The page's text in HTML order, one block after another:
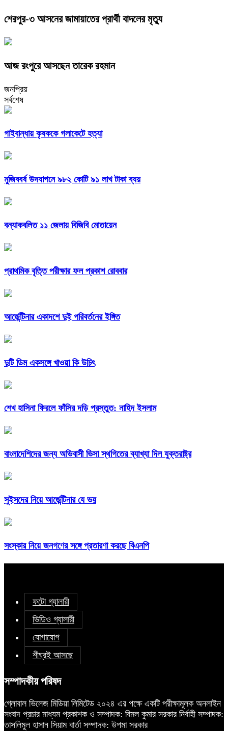
শেরপুর-৩ আসনের জামায়াতের প্রার্থী বাদলের মৃত্যু
আজ রংপুরে আসছেন তারেক রহমান
জনপ্রিয়
সর্বশেষ
গাইবান্ধায় কৃষককে গলাকেটে হত্যা
মুজিববর্ষ উদযাপনে ৯৮২ কোটি ৯১ লাখ টাকা ব্যয়
বন্যাকবলিত ১১ জেলায় বিজিবি মোতায়েন
প্রাথমিক বৃত্তি পরীক্ষার ফল প্রকাশ রোববার
আর্জেন্টিনার একাদশে দুই পরিবর্তনের ইঙ্গিত
দুটি ডিম একসঙ্গে খাওয়া কি উচিৎ
শেখ হাসিনা ফিরলে ফাঁসির দড়ি প্রস্তুত: নাহিদ ইসলাম
বাংলাদেশিদের জন্য অভিবাসী ভিসা স্থগিতের ব্যাখ্যা দিল যুক্তরাষ্ট্র
সুইসদের নিয়ে আর্জেন্টিনার যে ভয়
সংস্কার নিয়ে জনগণের সঙ্গে প্রতারণা করছে বিএনপি
ফটো গ্যালারী
ভিডিও গ্যালারী
যোগাযোগ
শীঘ্রই আসছে
সম্পাদকীয় পরিষদ
গ্লোবাল ভিলেজ মিডিয়া লিমিটেড ২০২৪ এর পক্ষে একটি পরীক্ষামূলক অনলাইন
সংবাদ প্রচার মাধ্যম প্রকাশক ও সম্পাদক: বিমল কুমার সরকার নির্বাহী সম্পাদক:
তাসলিমুল হাসান সিয়াম বার্তা সম্পাদক: উপমা সরকার